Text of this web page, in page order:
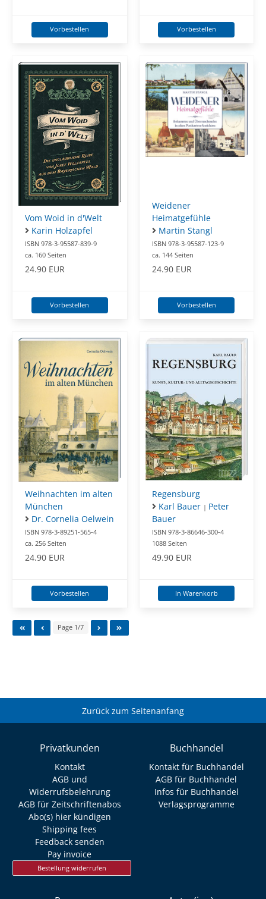
Vorbestellen Vorbestellen
Vom Woid in d'Welt
Karin Holzapfel
ISBN 978-3-95587-839-9
ca. 160 Seiten
24.90 EUR
Vorbestellen
Weidener
Heimatgefühle
Martin Stangl
ISBN 978-3-95587-123-9
ca. 144 Seiten
24.90 EUR
Vorbestellen
Weihnachten im alten
München
Dr. Cornelia Oelwein
ISBN 978-3-89251-565-4
ca. 256 Seiten
24.90 EUR
Vorbestellen
Regensburg
Karl Bauer | Peter
Bauer
ISBN 978-3-86646-300-4
1088 Seiten
49.90 EUR
In Warenkorb
Page 1/7
Zurück zum Seitenanfang
Privatkunden
Kontakt
AGB und
Widerrufsbelehrung
AGB für Zeitschriftenabos
Abo(s) hier kündigen
Shipping fees
Feedback senden
Pay invoice
Bestellung widerrufen
Buchhandel
Kontakt für Buchhandel
AGB für Buchhandel
Infos für Buchhandel
Verlagsprogramme